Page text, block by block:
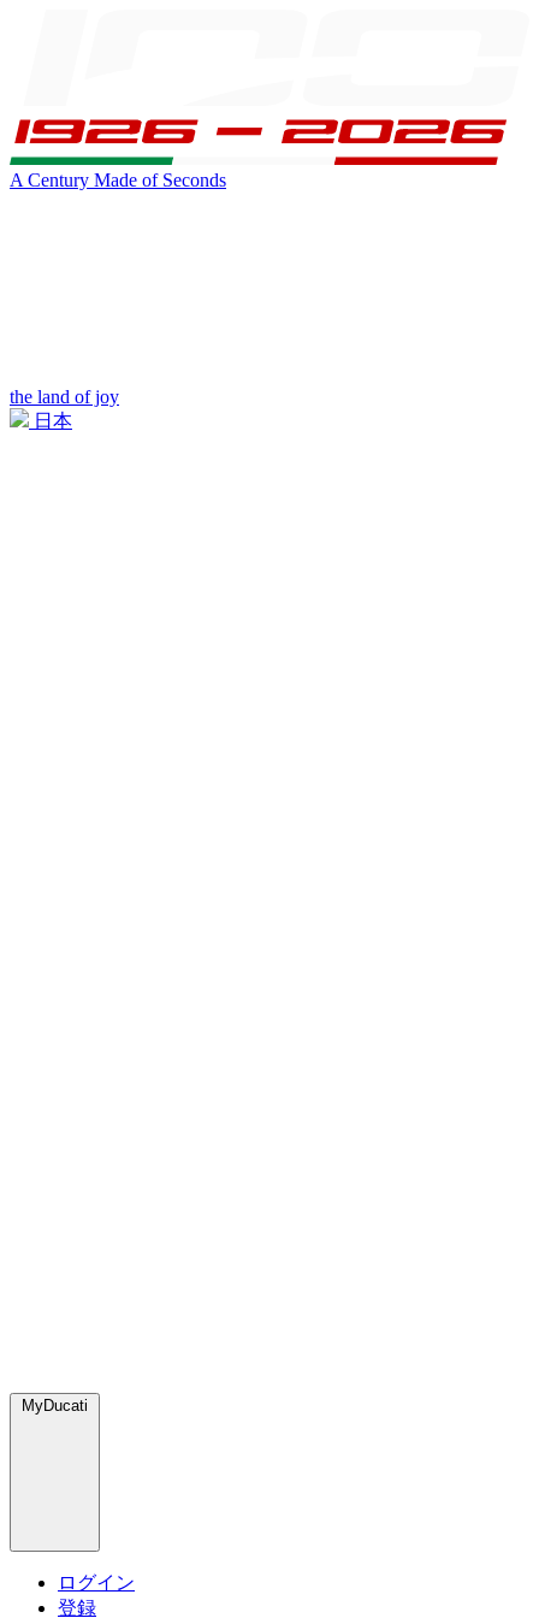
A Century Made of Seconds
the land of joy
日本
MyDucati
ログイン
登録